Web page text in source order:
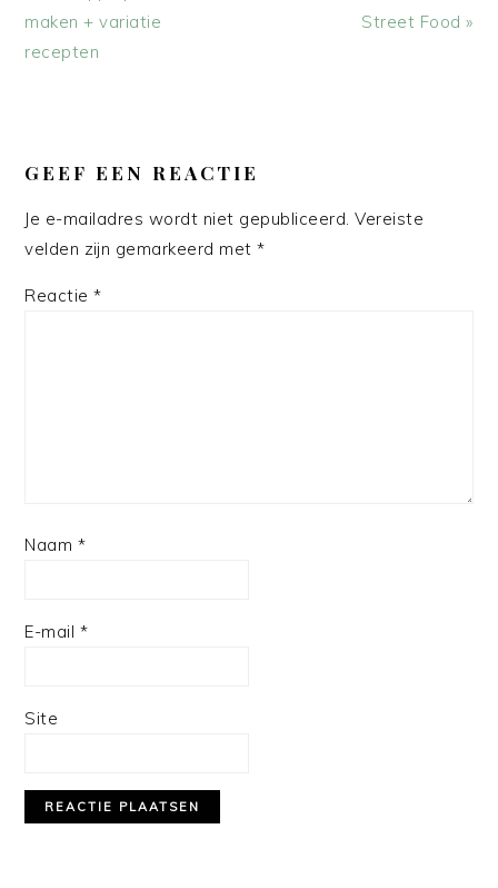
bericht:
maken + variatie
recepten
bericht:Street Food »
INTERACTIES
GEEF EEN REACTIE
Je e-mailadres wordt niet gepubliceerd. Vereiste
velden zijn gemarkeerd met*
Reactie*
Naam *
E-mail *
Site